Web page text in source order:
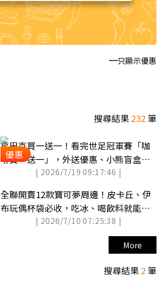
只顯示優惠
搜尋結果232筆
優惠
星巴克買一送一！看完世足冠軍賽「咖
啡買一送一」，外送優惠、小熊盲盒整
| 2026/7/19 09:17:46 |
全聯開賣12款寶可夢周邊！皮卡丘、伊
布玩偶杯袋必收，吃冰、喝飲料就能加
| 2026/7/10 07:25:38 |
More
搜尋結果2筆